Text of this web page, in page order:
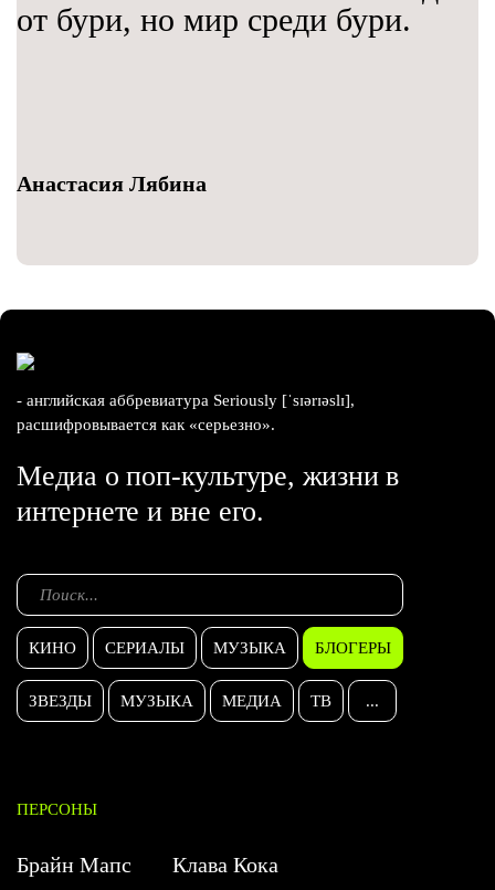
от бури, но мир среди бури.
Анастасия Лябина
- английская аббревиатура Seriously [ˈsɪərɪəslɪ],
расшифровывается как «серьезно».
Медиа о поп-культуре, жизни в
интернете и вне его.
КИНО СЕРИАЛЫ МУЗЫКА БЛОГЕРЫ
ЗВЕЗДЫ МУЗЫКА МЕДИА ТВ ...
ПЕРСОНЫ
Брайн Мапс
Клава Кока